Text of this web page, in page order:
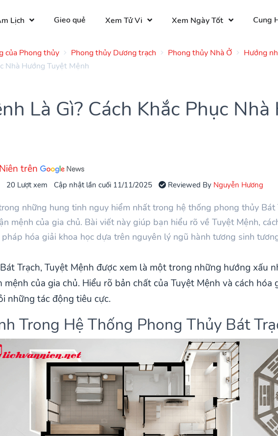
Lịch Gieo quẻ Xem Tử Vi Xem Ngày Tốt Cung
của Phong thủy Phong thủy Dương trạch Phong thủy Nhà Ở Hướng
Nhà Hướng Tuyệt Mệnh
Là Gì? Cách Khắc Phục
trên
20 Lượt xem Cập nhật lần cuối 11/11/2025 Reviewed By Nguyễn Hương
những hung tinh nguy hiểm nhất trong hệ thống phong thủy
mệnh của gia chủ. Bài viết này giúp bạn hiểu rõ về Tuyệt Mệnh,
hóa giải khoa học dựa trên nguyên lý ngũ hành tương sinh
Trạch, Tuyệt Mệnh được xem là một trong những hướng xấu
mệnh của gia chủ. Hiểu rõ bản chất của Tuyệt Mệnh và cách
những tác động tiêu cực.
Trong Hệ Thống Phong Thủy Bát